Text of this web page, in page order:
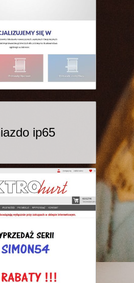
ip65